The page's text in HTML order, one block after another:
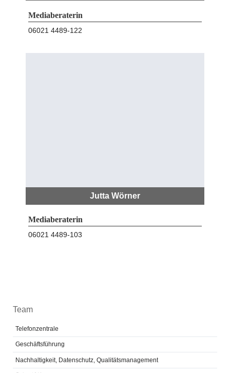
Mediaberaterin
06021 4489-122
Jutta Wörner
Mediaberaterin
06021 4489-103
Navigation
Team
Telefonzentrale
Geschäftsführung
Nachhaltigkeit, Datenschutz, Qualitätsmanagement